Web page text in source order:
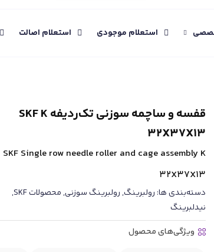
استعلام موجودی استعلام اصالت
قفسه و ساچمه سوزنی تک‌ردیفه SKF K
32X37X13
SKF Single row needle roller and cage assembly K
32X37X13
دسته‌بندی ها: رولبرینگ,رولبرینگ سوزنی,محصولات SKF
,
نیدلبرینگ
ویژگی‌های محصول